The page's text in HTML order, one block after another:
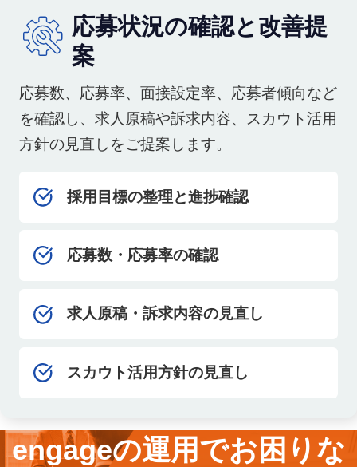
応募状況の確認と改善提
案
応募数、応募率、面接設定率、応募者傾向など
を確認し、求人原稿や訴求内容、スカウト活用
方針の見直しをご提案します。
採用目標の整理と進捗確認
応募数・応募率の確認
求人原稿・訴求内容の見直し
スカウト活用方針の見直し
engageの運用でお困りな